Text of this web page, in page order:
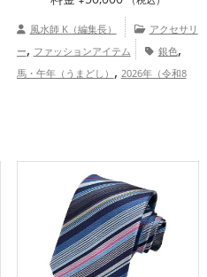
風水師 K（編集長）
アクセサリ
ー, ファッションアイテム 銀色,
馬・午年（うまどし） , 2026年（令和8